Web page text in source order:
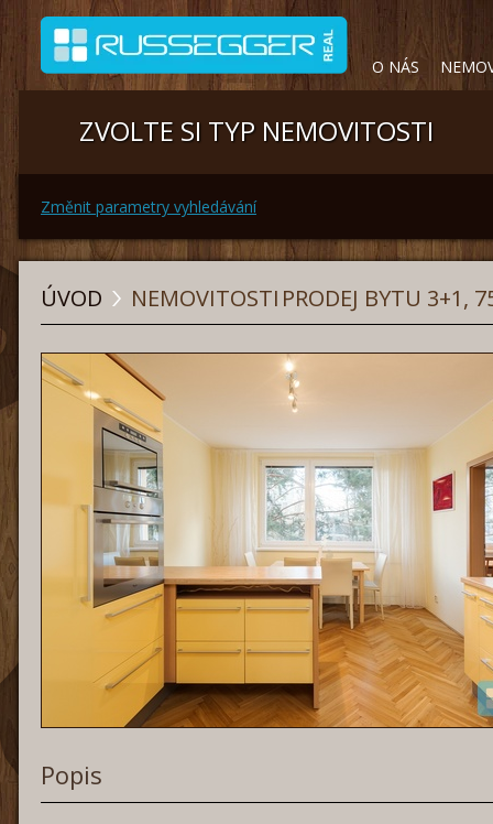
O NÁS
ZVOLTE SI TYP NEMOVITOSTI
Změnit parametry vyhledávání
ÚVOD NEMOVITOSTI PRODEJ BYTU 3+1,
Popis